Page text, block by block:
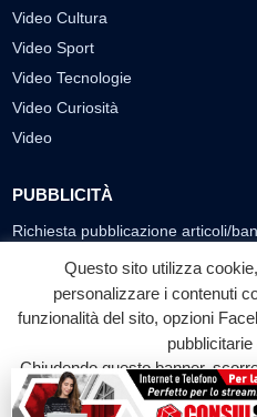
Video Cultura
Video Sport
Video Tecnologie
Video Curiosità
Video
PUBBLICITÀ
Richiesta pubblicazione articoli/
SEGUICI SUI SOCIAL
f
Facebook
Questo sito utilizza
personalizzare i contenuti
funzionalità del sito, opzioni
Chiudendo questo banner,
su qualunque suo elemento